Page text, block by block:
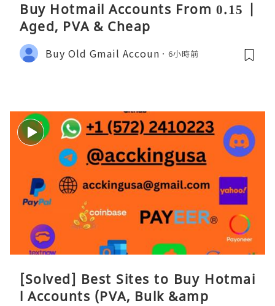
Buy Hotmail Accounts From 0.15 |
Aged, PVA & Cheap
Buy Old Gmail Accoun 6小時前
[Solved] Best Sites to Buy Hotmai
l Accounts (PVA, Bulk &amp